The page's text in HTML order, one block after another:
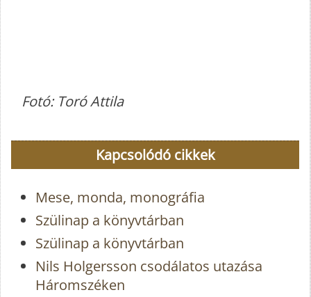
Fotó: Toró Attila
Kapcsolódó cikkek
Mese, monda, monográfia
Szülinap a könyvtárban
Szülinap a könyvtárban
Nils Holgersson csodálatos utazása
Háromszéken